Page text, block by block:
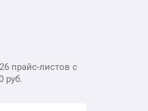
прайс-листов с
руб.